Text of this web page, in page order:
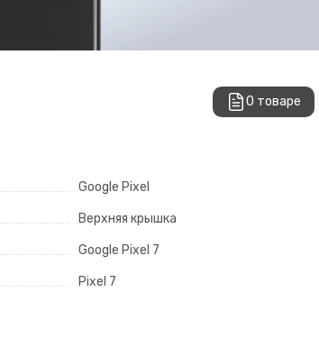
О товаре
Google Pixel
Верхняя крышка
Google Pixel 7
Pixel 7